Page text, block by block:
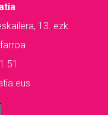
13. ezk.
51